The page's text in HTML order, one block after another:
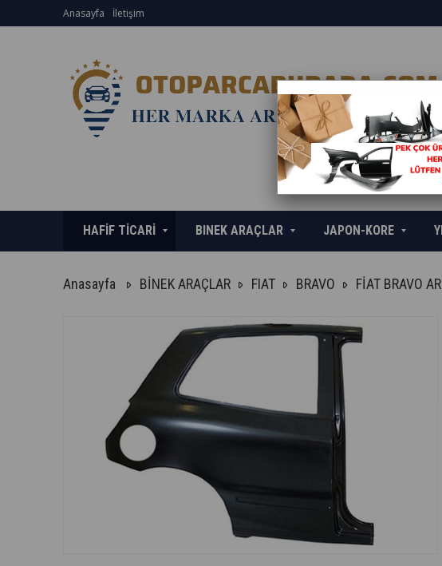
Anasayfa İletişim
HAFİF TİCARİ BINEK ARAÇLAR JAPON-KORE
Anasayfa BİNEK ARAÇLAR FIAT BRAVO FİAT BRAVO